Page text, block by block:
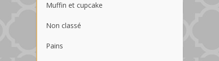
Muffin et cupcake
Non classé
Pains